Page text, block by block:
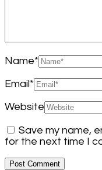
Name*
Email *
Website
Save my name,
for the next time I